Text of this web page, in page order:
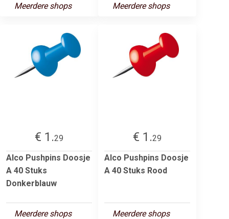
Meerdere shops Meerdere shops
€ 1.29
Alco Pushpins Doosje
A 40 Stuks
Donkerblauw
Meerdere shops
€ 1.29
Alco Pushpins Doosje
A 40 Stuks Rood
Meerdere shops